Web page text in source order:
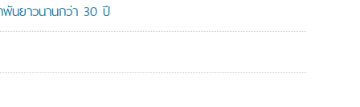
นยาวนานกว่า 30 ปี